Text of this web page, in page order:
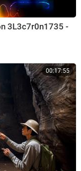
3L3c7r0n1735 -
00:17:55